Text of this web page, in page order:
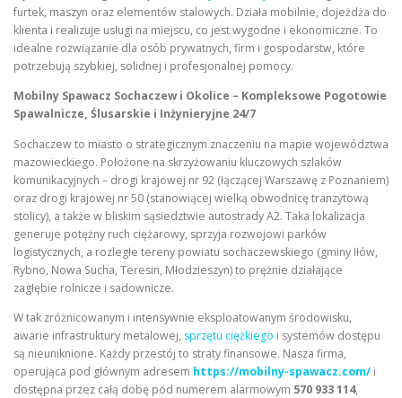
furtek, maszyn oraz elementów stalowych. Działa mobilnie, dojeżdża do
klienta i realizuje usługi na miejscu, co jest wygodne i ekonomiczne. To
idealne rozwiązanie dla osób prywatnych, firm i gospodarstw, które
potrzebują szybkiej, solidnej i profesjonalnej pomocy.
Mobilny Spawacz Sochaczew i Okolice – Kompleksowe Pogotowie
Spawalnicze, Ślusarskie i Inżynieryjne 24/7
Sochaczew to miasto o strategicznym znaczeniu na mapie województwa
mazowieckiego. Położone na skrzyżowaniu kluczowych szlaków
komunikacyjnych – drogi krajowej nr 92 (łączącej Warszawę z Poznaniem)
oraz drogi krajowej nr 50 (stanowiącej wielką obwodnicę tranzytową
stolicy), a także w bliskim sąsiedztwie autostrady A2. Taka lokalizacja
generuje potężny ruch ciężarowy, sprzyja rozwojowi parków
logistycznych, a rozległe tereny powiatu sochaczewskiego (gminy Iłów,
Rybno, Nowa Sucha, Teresin, Młodzieszyn) to prężnie działające
zagłębie rolnicze i sadownicze.
W tak zróżnicowanym i intensywnie eksploatowanym środowisku,
awarie infrastruktury metalowej, sprzętu ciężkiego i systemów dostępu
są nieuniknione. Każdy przestój to straty finansowe. Nasza firma,
operująca pod głównym adresem https://mobilny-spawacz.com/ i
dostępna przez całą dobę pod numerem alarmowym 570 933 114,